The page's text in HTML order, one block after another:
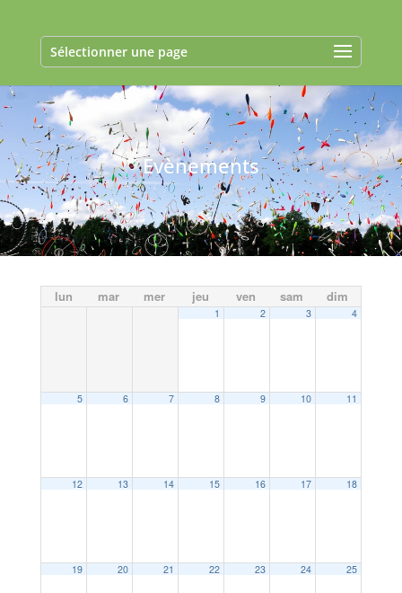
Sélectionner une page
Evènements
lun mar mer jeu ven sam dim
1 2 3 4
5 6 7 8 9 10 11
12 13 14 15 16 17 18
19 20 21 22 23 24 25